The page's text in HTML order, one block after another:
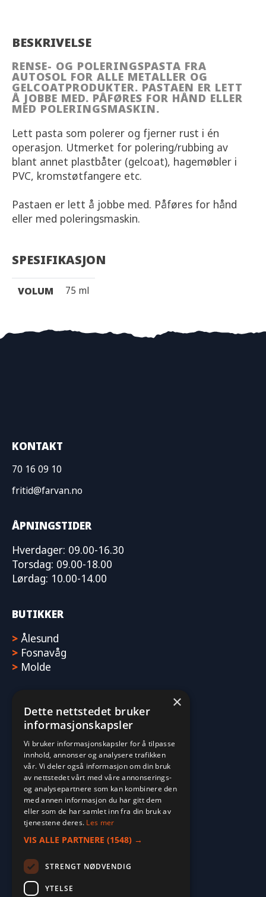
BESKRIVELSE
RENSE- OG POLERINGSPASTA FRA
AUTOSOL FOR ALLE METALLER OG
GELCOATPRODUKTER. PASTAEN ER LETT
Å JOBBE MED. PÅFØRES FOR HÅND ELLER
MED POLERINGSMASKIN.
Lett pasta som polerer og fjerner rust i én
operasjon. Utmerket for polering/rubbing av
blant annet plastbåter (gelcoat), hagemøbler i
PVC, kromstøtfangere etc.
Pastaen er lett å jobbe med. Påføres for hånd
eller med poleringsmaskin.
SPESIFIKASJON
VOLUM 75 ml
KONTAKT
70 16 09 10
fritid@farvan.no
ÅPNINGSTIDER
Hverdager: 09.00-16.30
Torsdag: 09.00-18.00
Lørdag: 10.00-14.00
BUTIKKER
> Ålesund
> Fosnavåg
> Molde
×
Dette nettstedet bruker
informasjonskapsler
Vi bruker informasjonskapsler for å tilpasse
innhold, annonser og analysere trafikken
vår. Vi deler også informasjon om din bruk
av nettstedet vårt med våre annonserings-
og analysepartnere som kan kombinere den
med annen informasjon du har gitt dem
eller som de har samlet inn fra din bruk av
tjenestene deres. Les mer
VIS ALLE PARTNERE (1548) →
STRENGT NØDVENDIG
YTELSE